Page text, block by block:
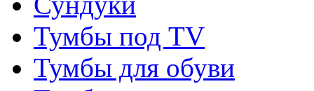
Тумбы под TV
Тумбы для обуви